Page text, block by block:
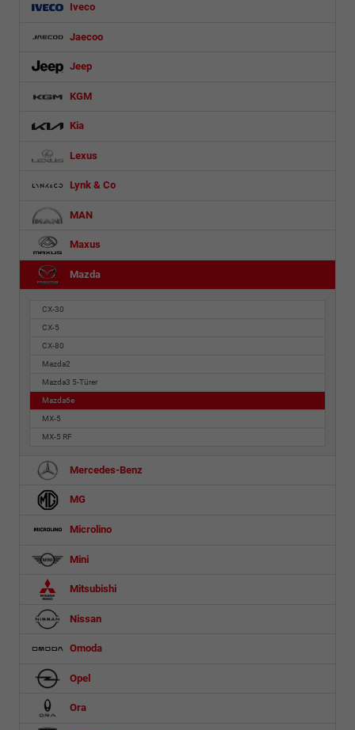
Iveco
Jaecoo
Jeep
KGM
Kia
Lexus
Lynk & Co
MAN
Maxus
Mazda
CX-30
CX-5
CX-80
Mazda2
Mazda3 5-Türer
Mazda6e
MX-5
MX-5 RF
Mercedes-Benz
MG
Microlino
Mini
Mitsubishi
Nissan
Omoda
Opel
Ora